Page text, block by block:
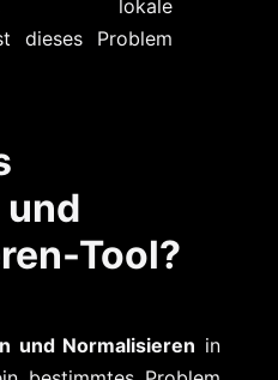
lokale
dieses Problem
und
Tool?
und Normalisieren in